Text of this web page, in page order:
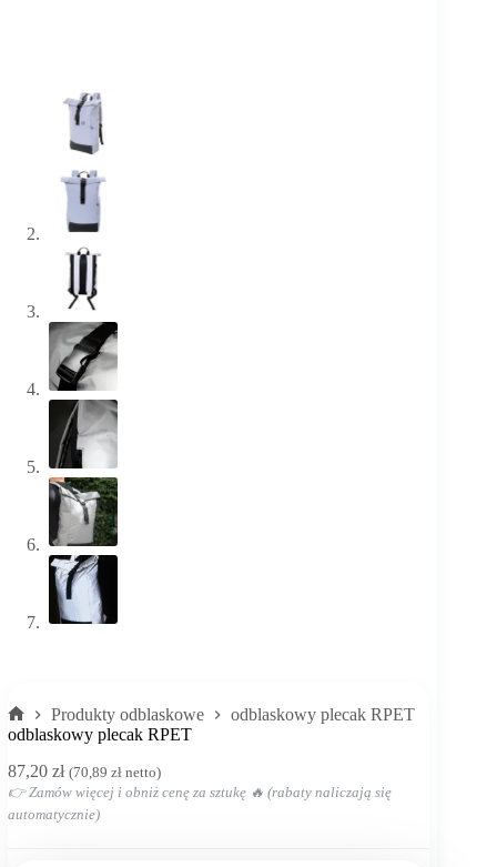
Strona
Produkty odblaskowe
odblaskowy plecak RPET
odblaskowy plecak RPET
87,20 zł (70,89 zł netto)
👉 Zamów więcej i obniż cenę za sztukę 🔥 (rabaty naliczają się
automatycznie)